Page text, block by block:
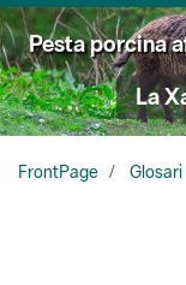
Pesta porcina
La
FrontPage Glosari